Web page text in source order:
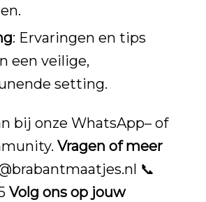
: Ervaringen en tips
een veilige,
setting.
bij onze WhatsApp– of
. Vragen of meer
📞
Volg ons op jouw